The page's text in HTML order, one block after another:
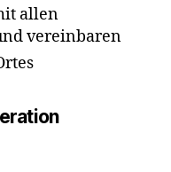
allen
vereinbaren